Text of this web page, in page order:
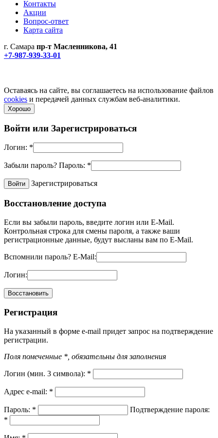
Контакты
Акции
Вопрос-ответ
Карта сайта
г. Самара пр-т Масленникова, 41
+7-987-939-33-01
Оставаясь на сайте, вы соглашаетесь на использование файлов
cookies и передачей данных службам веб-аналитики.
Хорошо
Войти или Зарегистрироваться
Логин: *
Забыли пароль? Пароль: *
Зарегистрироваться
Восстановление доступа
Если вы забыли пароль, введите логин или E-Mail.
Контрольная строка для смены пароля, а также ваши
регистрационные данные, будут высланы вам по E-Mail.
Вспомнили пароль? E-Mail:
Логин:
Регистрация
На указанный в форме e-mail придет запрос на подтверждение
регистрации.
Поля помеченные *, обязательны для заполнения
Логин (мин. 3 символа): *
Адрес e-mail: *
Пароль: *
Подтверждение пароля:
*